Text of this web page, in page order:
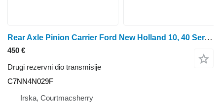
Rear Axle Pinion Carrier Ford New Holland 10, 40 Ser. 7810, 7910 Rear Axle Pinion Carrier 818 C7NN4N029F za New Holland 10 kombajna za žito
450 €
Drugi rezervni dio transmisije
C7NN4N029F
Irska, Courtmacsherry